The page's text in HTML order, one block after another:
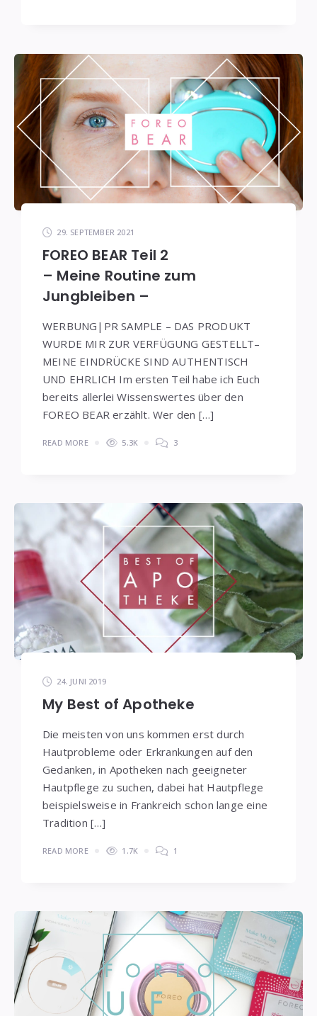
29. SEPTEMBER 2021
FOREO BEAR Teil 2
– Meine Routine zum
Jungbleiben –
WERBUNG|PR SAMPLE – DAS PRODUKT
WURDE MIR ZUR VERFÜGUNG GESTELLT–
MEINE EINDRÜCKE SIND AUTHENTISCH
UND EHRLICH Im ersten Teil habe ich Euch
bereits allerlei Wissenswertes über den
FOREO BEAR erzählt. Wer den […]
READ MORE 5.3K 3
24. JUNI 2019
My Best of Apotheke
Die meisten von uns kommen erst durch
Hautprobleme oder Erkrankungen auf den
Gedanken, in Apotheken nach geeigneter
Hautpflege zu suchen, dabei hat Hautpflege
beispielsweise in Frankreich schon lange eine
Tradition […]
READ MORE 1.7K 1